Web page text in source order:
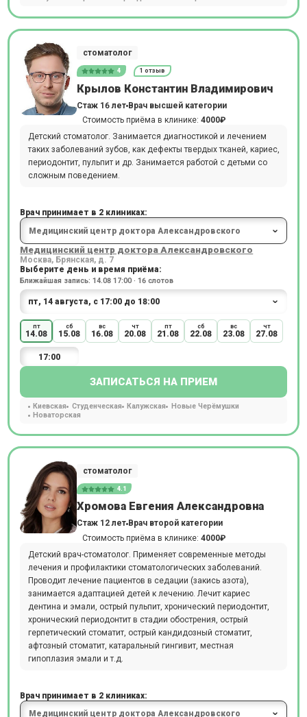
стоматолог
4 1 отзыв
Крылов Константин Владимирович
Стаж 16 лет Врач высшей категории
Стоимость приёма в клинике: 4000₽
Детский стоматолог. Занимается диагностикой и лечением
таких заболеваний зубов, как дефекты твердых тканей, кариес,
периодонтит, пульпит и др. Занимается работой с детьми со
сложным поведением.
Врач принимает в 2 клиниках:
Медицинский центр доктора Александровского
Москва, Брянская, д. 7
Выберите день и время приёма:
Ближайшая запись: 14.08 17:00 · 16 слотов
пт
14.08
сб
15.08
вс
16.08
чт
20.08
пт
21.08
сб
22.08
вс
23.08
чт
27.08
17:00
ЗАПИСАТЬСЯ НА ПРИЕМ
Киевская Студенческая Калужская
Новые Черёмушки
Новаторская
стоматолог
4.1
Хромова Евгения Александровна
Стаж 12 лет Врач второй категории
Стоимость приёма в клинике: 4000₽
Детский врач-стоматолог. Применяет современные методы
лечения и профилактики стоматологических заболеваний.
Проводит лечение пациентов в седации (закись азота),
занимается адаптацией детей к лечению. Лечит кариес
дентина и эмали, острый пульпит, хронический периодонтит,
хронический периодонтит в стадии обострения, острый
герпетический стоматит, острый кандидозный стоматит,
афтозный стоматит, катаральный гингивит, местная
гипоплазия эмали и т.д.
Врач принимает в 2 клиниках: